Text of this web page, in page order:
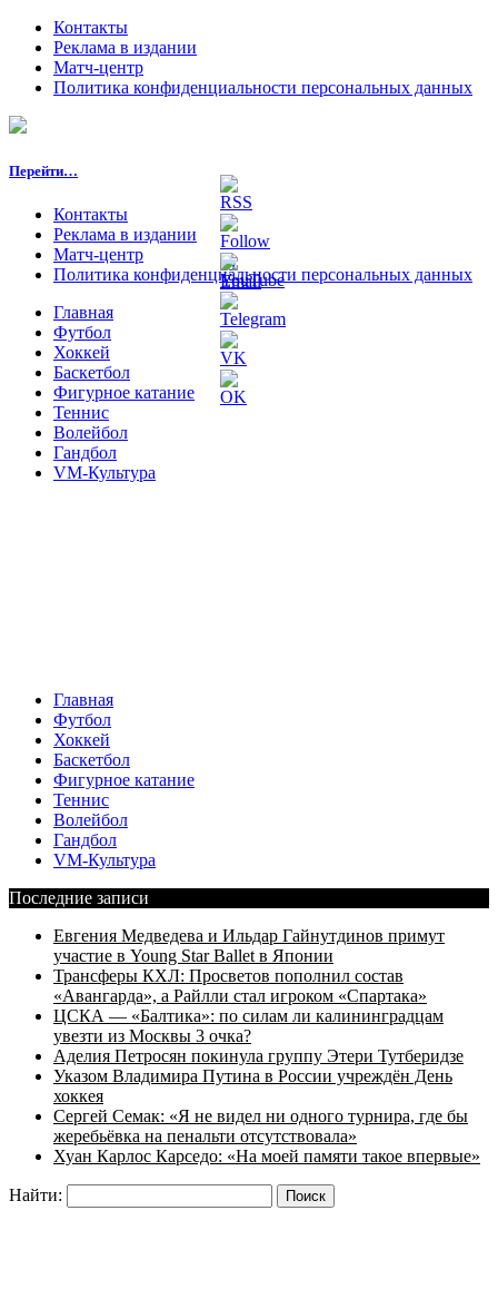
Контакты
Реклама в издании
Матч-центр
Политика конфиденциальности персональных данных
Перейти…
Контакты
Реклама в издании
Матч-центр
Политика конфиденциальности персональных данных
Главная
Футбол
Хоккей
Баскетбол
Фигурное катание
Теннис
Волейбол
Гандбол
VM-Культура
Главная
Футбол
Хоккей
Баскетбол
Фигурное катание
Теннис
Волейбол
Гандбол
VM-Культура
Последние записи
Евгения Медведева и Ильдар Гайнутдинов примут
участие в Young Star Ballet в Японии
Трансферы КХЛ: Просветов пополнил состав
«Авангарда», а Райлли стал игроком «Спартака»
ЦСКА — «Балтика»: по силам ли калининградцам
увезти из Москвы 3 очка?
Аделия Петросян покинула группу Этери Тутберидзе
Указом Владимира Путина в России учреждён День
хоккея
Сергей Семак: «Я не видел ни одного турнира, где бы
жеребьёвка на пенальти отсутствовала»
Хуан Карлос Карседо: «На моей памяти такое впервые»
Найти: